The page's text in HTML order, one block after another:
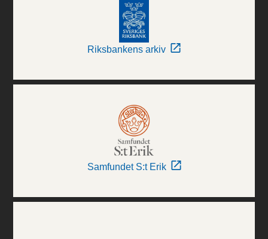
Riksbankens arkiv
Samfundet S:t Erik